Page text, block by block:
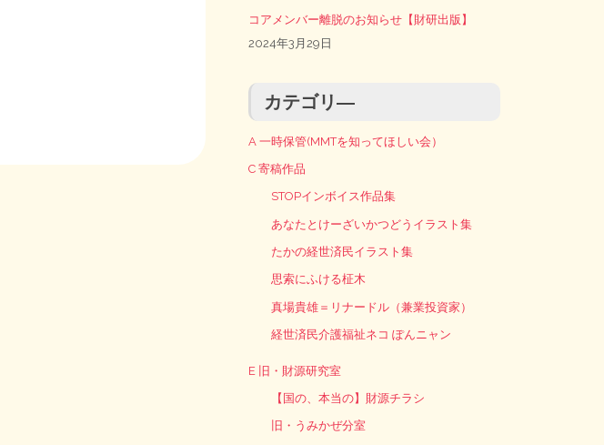
コアメンバー離脱のお知らせ【財研出版】
2024年3月29日
カテゴリ―
A 一時保管(MMTを知ってほしい会）
C 寄稿作品
STOPインボイス作品集
あなたとけーざいかつどうイラスト集
たかの経世済民イラスト集
思索にふける柾木
真場貴雄＝リナードル（兼業投資家）
経世済民介護福祉ネコ ぽんニャン
E 旧・財源研究室
【国の、本当の】財源チラシ
旧・うみかぜ分室